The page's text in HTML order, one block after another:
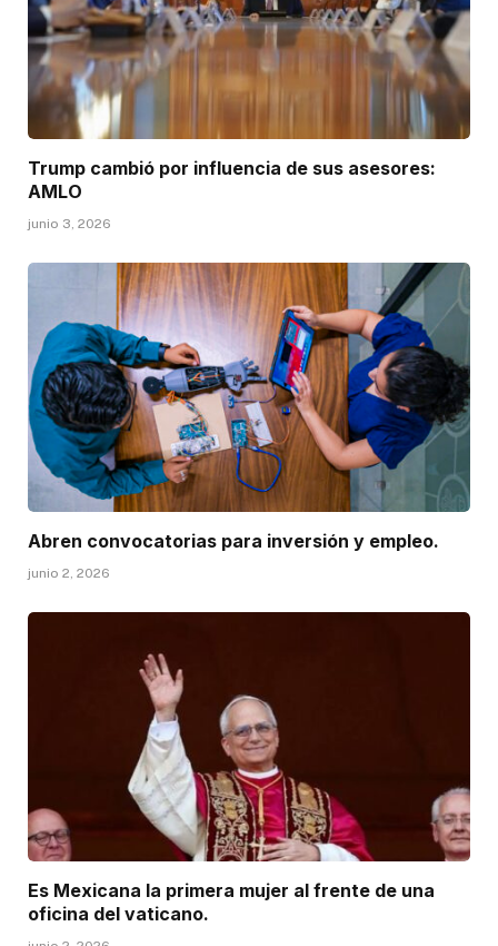
Trump cambió por influencia de sus asesores:
AMLO
junio 3, 2026
Abren convocatorias para inversión y empleo.
junio 2, 2026
Es Mexicana la primera mujer al frente de una
oficina del vaticano.